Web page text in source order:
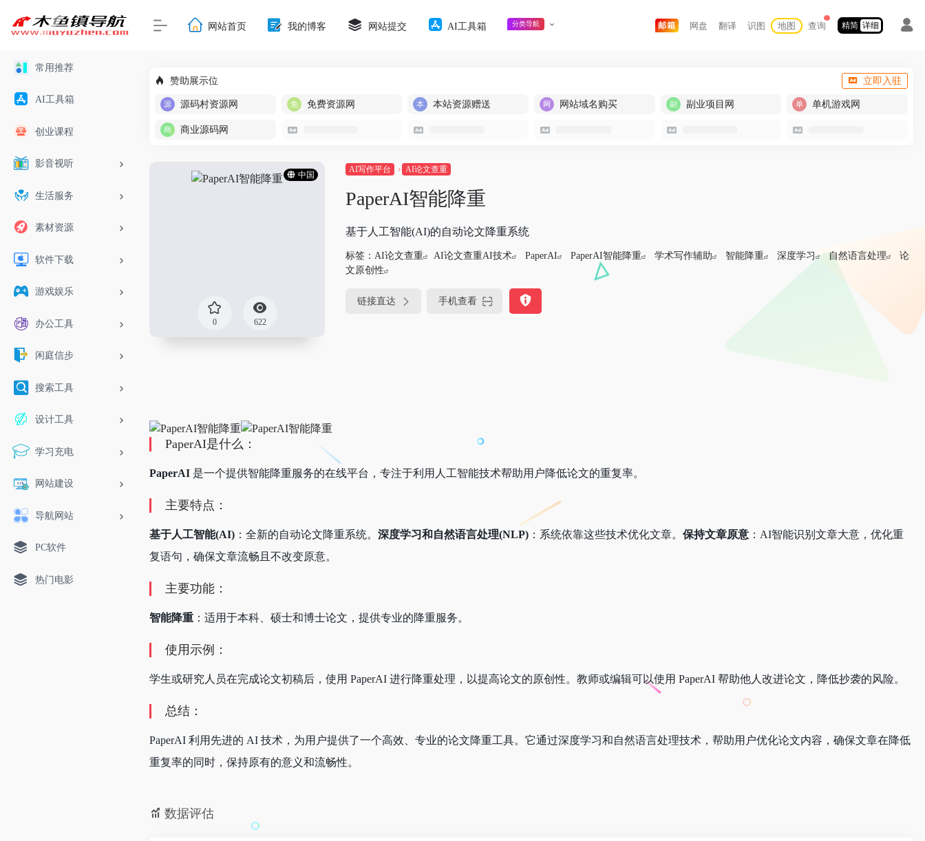
常用推荐
AI工具箱
创业课程
影音视听
生活服务
素材资源
软件下载
游戏娱乐
办公工具
闲庭信步
搜索工具
设计工具
学习充电
网站建设
导航网站
PC软件
热门电影
网站首页 我的博客 网站提交 AI工具箱 分类导航 邮箱 网盘 翻译 识图 地图 查询 精简 详细
赞助展示位 立即入驻
源码村资源网 免费资源网 本站资源赠送 网站域名购买 副业项目网 单机游戏网
商业源码网
中国
0 622
AI写作平台 AI论文查重
PaperAI智能降重
基于人工智能(AI)的自动论文降重系统
标签： AI论文查重 AI论文查重AI技术 PaperAI PaperAI智能降重 学术写作辅助 智能降重 深度学习 自然语言处理
论
文原创性
链接直达 手机查看
PaperAI是什么：
PaperAI 是一个提供智能降重服务的在线平台，专注于利用人工智能技术帮助用户降低论文的重复率。
主要特点：
基于人工智能(AI) ：全新的自动论文降重系统。 深度学习和自然语言处理(NLP) ：系统依靠这些技术优化文章。 保持文章原意 ：AI智能识别文章大意，优化重
复语句，确保文章流畅且不改变原意。
主要功能：
智能降重 ：适用于本科、硕士和博士论文，提供专业的降重服务。
使用示例：
学生或研究人员在完成论文初稿后，使用 PaperAI 进行降重处理，以提高论文的原创性。教师或编辑可以使用 PaperAI 帮助他人改进论文，降低抄袭的风险。
总结：
PaperAI 利用先进的 AI 技术，为用户提供了一个高效、专业的论文降重工具。它通过深度学习和自然语言处理技术，帮助用户优化论文内容，确保文章在降低
重复率的同时，保持原有的意义和流畅性。
数据评估